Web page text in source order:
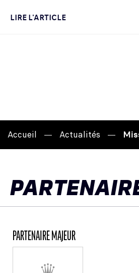
LIRE L'ARTICLE
Accueil Actualités
PARTENAIRE MAJEUR